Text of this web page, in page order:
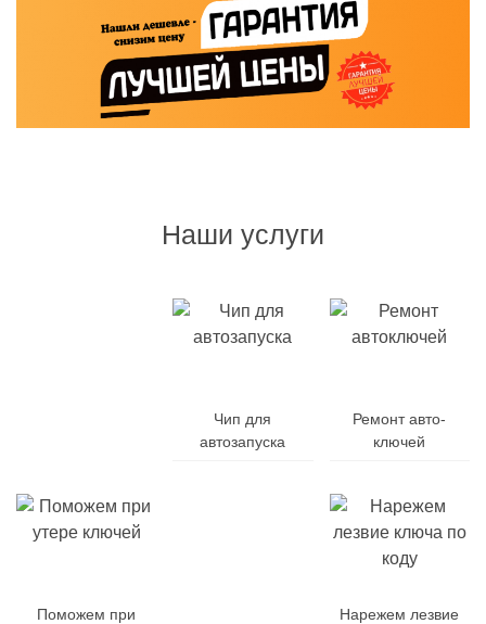
Наши услуги
Чип для
автозапуска
Ремонт авто-
ключей
Поможем при Нарежем лезвие